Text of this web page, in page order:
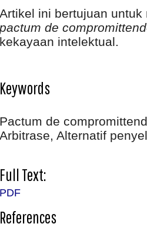
Artikel ini bertujuan
pactum de
kekayaan intelektual.
Keywords
Pactum de
Arbitrase, Alternatif
Full Text:
PDF
References